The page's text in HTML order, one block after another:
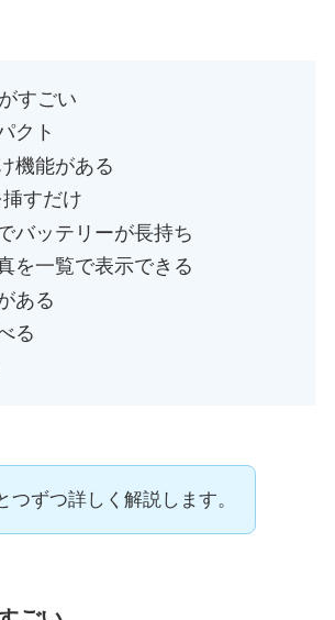
すごい
クト
機能がある
すだけ
バッテリーが長持ち
を一覧で表示できる
ある
る
つずつ詳しく解説します。